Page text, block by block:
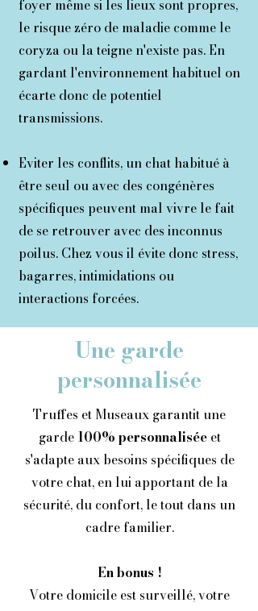
foyer même si les lieux sont propres,
le risque zéro de maladie comme le
coryza ou la teigne n'existe pas. En
gardant l'environnement habituel on
écarte donc de potentiel
transmissions.
Eviter les conflits, un chat habitué à
être seul ou avec des congénères
spécifiques peuvent mal vivre le fait
de se retrouver avec des inconnus
poilus. Chez vous il évite donc stress,
bagarres, intimidations ou
interactions forcées.
Une garde
personnalisée
Truffes et Museaux garantit une
garde 100% personnaliséeet
s'adapte aux besoins spécifiques de
votre chat, en lui apportant de la
sécurité, du confort, le tout dans un
cadre familier.
En bonus !
Votre domicile est surveillé, votre